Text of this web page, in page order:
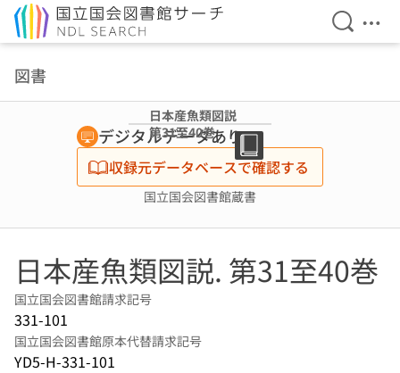
検索を
メ
図書
日本産魚類図説
第31至40巻
デジタルデータあり
収録元データベースで確認する
国立国会図書館蔵書
日本産魚類図説. 第31至40巻
国立国会図書館請求記号
331-101
国立国会図書館原本代替請求記号
YD5-H-331-101